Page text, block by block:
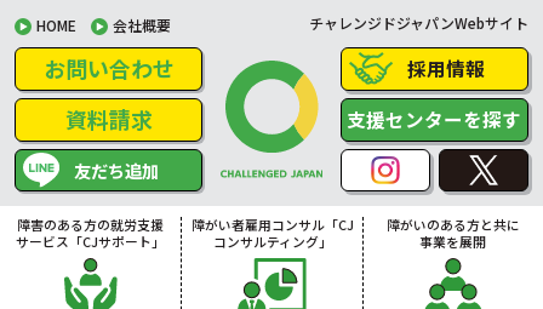
HOME 会社概要 チャレンジドジャパンWebサイト
お問い合わせ
資料請求
友だち追加
採用情報
支援センターを探す
障害のある方の就労支援
サービス「CJサポート」
障がい者雇用コンサル「CJ
コンサルティング」
障がいのある方と共に
事業を展開